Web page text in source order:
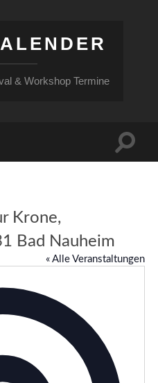
& Workshop Termine
Krone,
Bad Nauheim
« Alle Veranstaltungen